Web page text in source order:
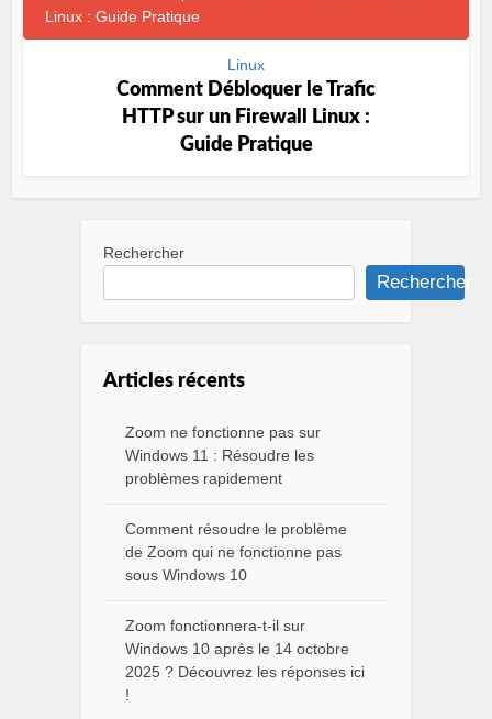
Linux
Comment Débloquer le Trafic
HTTP sur un Firewall Linux :
Guide Pratique
Rechercher
Rechercher
Articles récents
Zoom ne fonctionne pas sur
Windows 11 : Résoudre les
problèmes rapidement
Comment résoudre le problème
de Zoom qui ne fonctionne pas
sous Windows 10
Zoom fonctionnera-t-il sur
Windows 10 après le 14 octobre
2025 ? Découvrez les réponses ici
!